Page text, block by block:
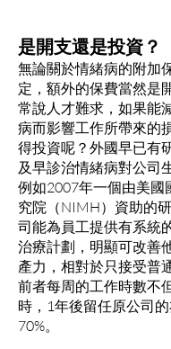
是開支還是投資？
無論關於情緒病的附加
定，額外的保費當然是
常說人才難求，如果能
病而影響工作所帶來的
得投資呢？外國早已有
及早診治情緒病對公司
例如2007年一個由美國
究院（NIMH）資助的
司能為員工提供有系統
治療計劃，明顯可改善
產力，相對於只接受普
前者每周的工作時數不
時，1年後留任原公司
70%。